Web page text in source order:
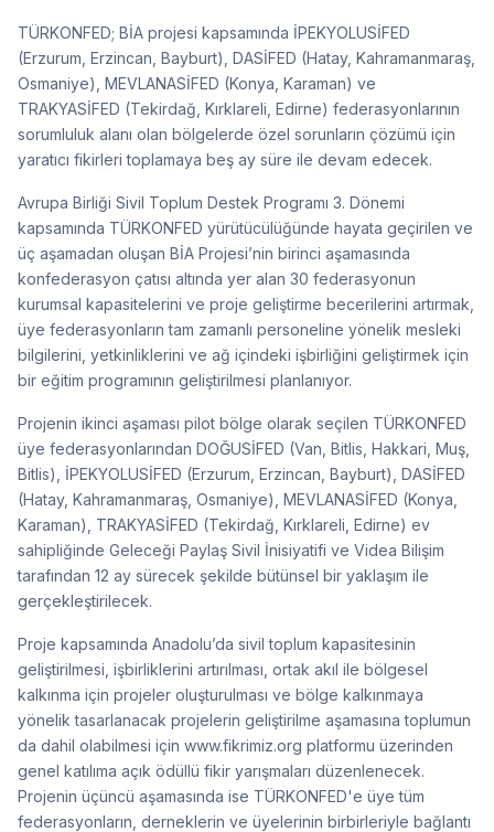
TÜRKONFED; BİA projesi kapsamında İPEKYOLUSİFED
(Erzurum, Erzincan, Bayburt), DASİFED (Hatay, Kahramanmaraş,
Osmaniye), MEVLANASİFED (Konya, Karaman) ve
TRAKYASİFED (Tekirdağ, Kırklareli, Edirne) federasyonlarının
sorumluluk alanı olan bölgelerde özel sorunların çözümü için
yaratıcı fikirleri toplamaya beş ay süre ile devam edecek.
Avrupa Birliği Sivil Toplum Destek Programı 3. Dönemi
kapsamında TÜRKONFED yürütücülüğünde hayata geçirilen ve
üç aşamadan oluşan BİA Projesi’nin birinci aşamasında
konfederasyon çatısı altında yer alan 30 federasyonun
kurumsal kapasitelerini ve proje geliştirme becerilerini artırmak,
üye federasyonların tam zamanlı personeline yönelik mesleki
bilgilerini, yetkinliklerini ve ağ içindeki işbirliğini geliştirmek için
bir eğitim programının geliştirilmesi planlanıyor.
Projenin ikinci aşaması pilot bölge olarak seçilen TÜRKONFED
üye federasyonlarından DOĞUSİFED (Van, Bitlis, Hakkari, Muş,
Bitlis), İPEKYOLUSİFED (Erzurum, Erzincan, Bayburt), DASİFED
(Hatay, Kahramanmaraş, Osmaniye), MEVLANASİFED (Konya,
Karaman), TRAKYASİFED (Tekirdağ, Kırklareli, Edirne) ev
sahipliğinde Geleceği Paylaş Sivil İnisiyatifi ve Videa Bilişim
tarafından 12 ay sürecek şekilde bütünsel bir yaklaşım ile
gerçekleştirilecek.
Proje kapsamında Anadolu’da sivil toplum kapasitesinin
geliştirilmesi, işbirliklerini artırılması, ortak akıl ile bölgesel
kalkınma için projeler oluşturulması ve bölge kalkınmaya
yönelik tasarlanacak projelerin geliştirilme aşamasına toplumun
da dahil olabilmesi için www.fikrimiz.org platformu üzerinden
genel katılıma açık ödüllü fikir yarışmaları düzenlenecek.
Projenin üçüncü aşamasında ise TÜRKONFED'e üye tüm
federasyonların, derneklerin ve üyelerinin birbirleriyle bağlantı